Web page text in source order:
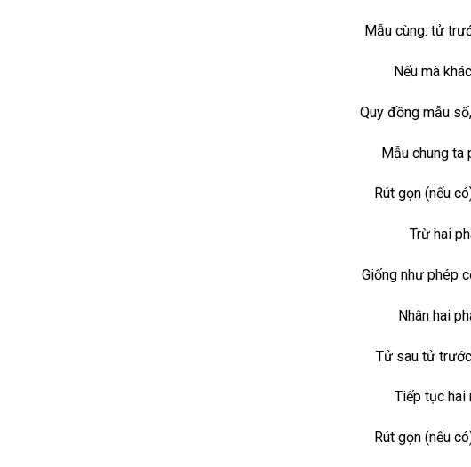
Mẫu cùng: tử
Nếu mà
Quy đồng mẫu
Mẫu chung ta
Rút gọn (nếu
Trừ hai
Giống như phép
Nhân hai
Tử sau tử
Tiếp tục hai
Rút gọn (nếu